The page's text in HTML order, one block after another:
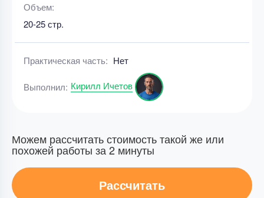
Объем:
20-25 стр.
Практическая часть: Нет
Выполнил: Кирилл Ичетов
Можем рассчитать стоимость такой же или
похожей работы за 2 минуты
Рассчитать